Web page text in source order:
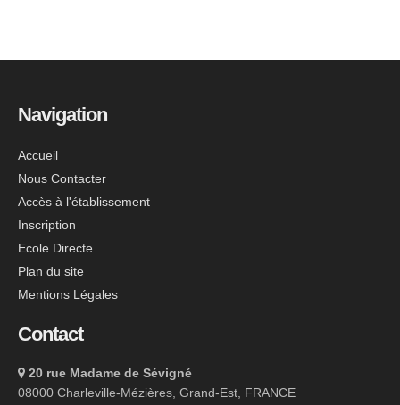
Navigation
Accueil
Nous Contacter
Accès à l'établissement
Inscription
Ecole Directe
Plan du site
Mentions Légales
Contact
20 rue Madame de Sévigné
08000 Charleville-Mézières, Grand-Est, FRANCE